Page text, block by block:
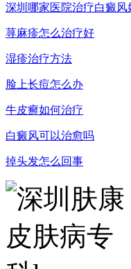
深圳哪家医院治疗白癜风
荨麻疹怎么治疗好
湿疹治疗方法
脸上长痘怎么办
牛皮癣如何治疗
白癜风可以治愈吗
掉头发怎么回事